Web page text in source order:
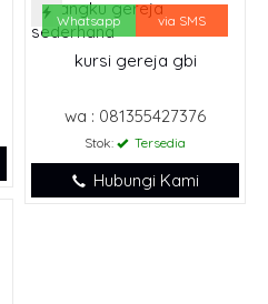
Whatsapp via SMS
kursi gereja gbi
wa : 081355427376
Stok: Tersedia
Hubungi Kami